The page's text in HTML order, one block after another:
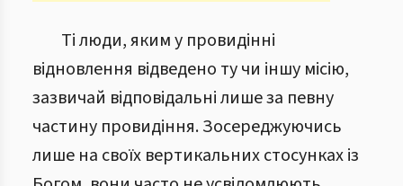
Ті люди, яким у провидінні
відновлення відведено ту чи іншу місію,
зазвичай відповідальні лише за певну
частину провидіння. Зосереджуючись
лише на своїх вертикальних стосунках із